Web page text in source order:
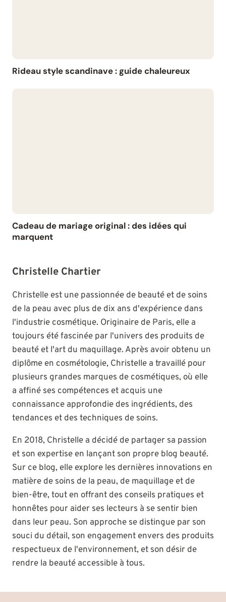
Rideau style scandinave : guide chaleureux
Cadeau de mariage original : des idées qui
marquent
Christelle Chartier
Christelle est une passionnée de beauté et de soins
de la peau avec plus de dix ans d'expérience dans
l'industrie cosmétique. Originaire de Paris, elle a
toujours été fascinée par l'univers des produits de
beauté et l'art du maquillage. Après avoir obtenu un
diplôme en cosmétologie, Christelle a travaillé pour
plusieurs grandes marques de cosmétiques, où elle
a affiné ses compétences et acquis une
connaissance approfondie des ingrédients, des
tendances et des techniques de soins.
En 2018, Christelle a décidé de partager sa passion
et son expertise en lançant son propre blog beauté.
Sur ce blog, elle explore les dernières innovations en
matière de soins de la peau, de maquillage et de
bien-être, tout en offrant des conseils pratiques et
honnêtes pour aider ses lecteurs à se sentir bien
dans leur peau. Son approche se distingue par son
souci du détail, son engagement envers des produits
respectueux de l'environnement, et son désir de
rendre la beauté accessible à tous.